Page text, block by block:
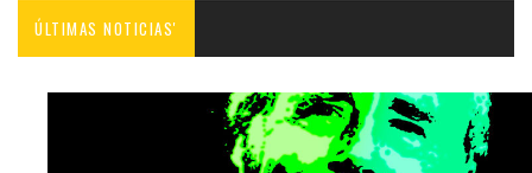
ÚLTIMAS NOTICIAS'